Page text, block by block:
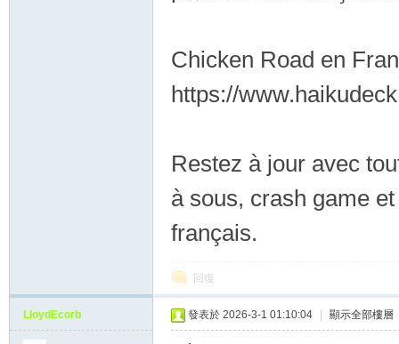
Chicken Road en
https://
Restez à jour avec
à sous, crash game
français.
回復
LloydEcorb 發表於 2026-3-1 01:10:04 顯示全部樓層